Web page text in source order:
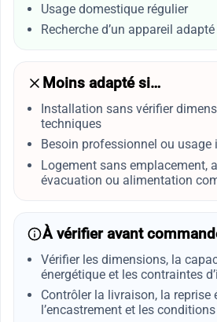
Usage domestique régulier
Recherche d’un appareil
Moins adapté si…
Installation sans vérifier
techniques
Besoin professionnel ou usage
Logement sans emplacement,
évacuation ou alimentation
À vérifier avant
Vérifier les dimensions, la
énergétique et les contraintes
Contrôler la livraison, la reprise
l’encastrement et les